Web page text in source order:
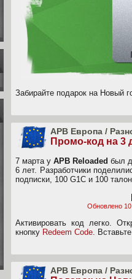
Забирайте подарок на Новый
APB Европа /
Промо-код на 3
7 марта у APB Reloaded был
6 лет. Разработчики
подписки, 100 G1C и 100
Обновлено 10
Активировать код легко.
кнопку Redeem Code.
APB Европа /